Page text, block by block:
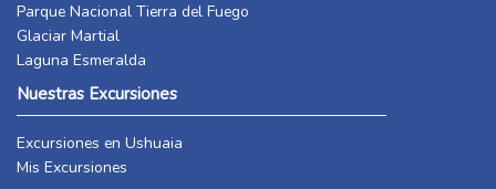
Parque Nacional Tierra del Fuego
Glaciar Martial
Laguna Esmeralda
Nuestras Excursiones
Excursiones en Ushuaia
Mis Excursiones